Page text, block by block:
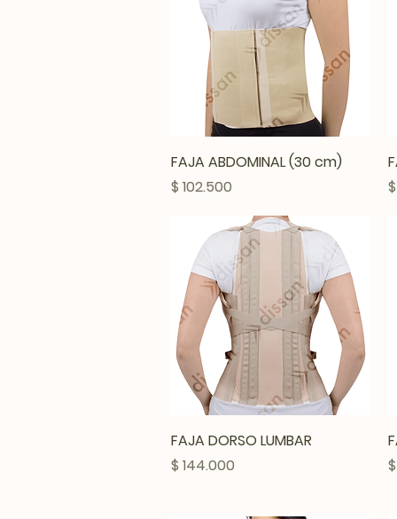
Vista rápida
FAJA ABDOMINAL (30 cm)
Precio
$ 102.500
Vista rápida
FAJA DORSO LUMBAR
Precio
$ 144.000